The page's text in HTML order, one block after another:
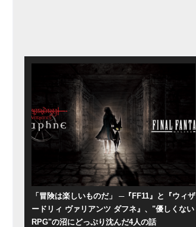
「冒険は楽しいものだ」 ─『FF11』と『ウィザ
ードリィ ヴァリアンツ ダフネ』、"優しくない
RPG"の沼にどっぷり沈んだ4人の話